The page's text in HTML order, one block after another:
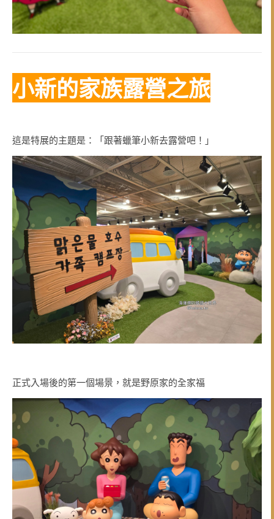
小新的家族露營之旅
這是特展的主題是：「跟著蠟筆小新去露營吧！」
正式入場後的第一個場景，就是野原家的全家福